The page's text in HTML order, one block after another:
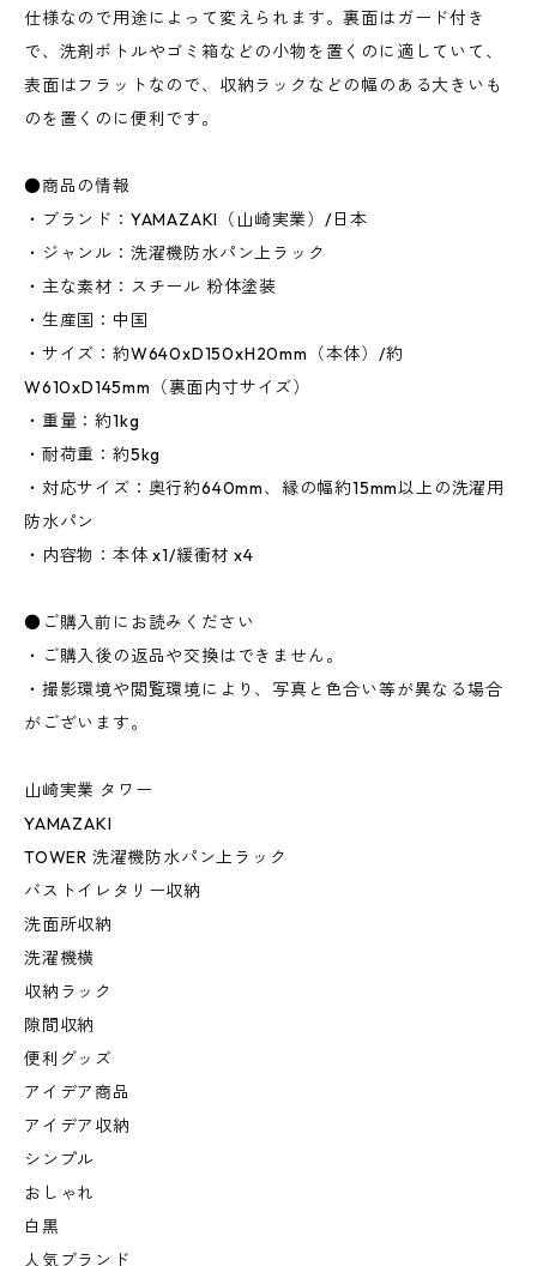
仕様なので用途によって変えられます。裏面はガード付き
で、洗剤ボトルやゴミ箱などの小物を置くのに適していて、
表面はフラットなので、収納ラックなどの幅のある大きいも
のを置くのに便利です。
●商品の情報
・ブランド：YAMAZAKI（山崎実業）/日本
・ジャンル：洗濯機防水パン上ラック
・主な素材：スチール 粉体塗装
・生産国：中国
・サイズ：約W640xD150xH20mm（本体）/約
W610xD145mm（裏面内寸サイズ）
・重量：約1kg
・耐荷重：約5kg
・対応サイズ：奥行約640mm、縁の幅約15mm以上の洗濯用
防水パン
・内容物：本体 x1/緩衝材 x4
●ご購入前にお読みください
・ご購入後の返品や交換はできません。
・撮影環境や閲覧環境により、写真と色合い等が異なる場合
がございます。
山崎実業 タワー
YAMAZAKI
TOWER 洗濯機防水パン上ラック
バストイレタリー収納
洗面所収納
洗濯機横
収納ラック
隙間収納
便利グッズ
アイデア商品
アイデア収納
シンプル
おしゃれ
白黒
人気ブランド